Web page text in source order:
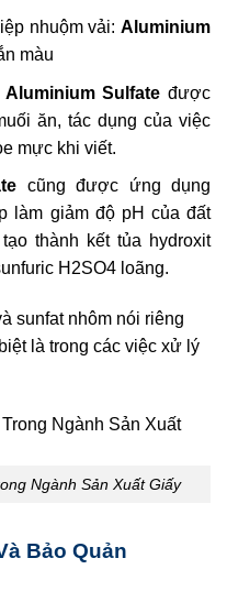
nhuộm vải: Aluminium
màu
Aluminium Sulfate được
ăn, tác dụng của việc
mực khi viết.
cũng được ứng dụng
làm giảm độ pH của đất
thành kết tủa hydroxit
H2SO4 loãng.
sunfat nhôm nói riêng
là trong các việc xử lý
Ngành Sản Xuất Giấy
Bảo Quản